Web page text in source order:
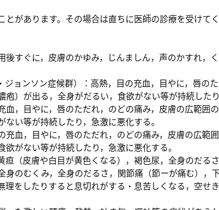
があります。その場合は直ちに医師の診療を受けてく
後すぐに，皮膚のかゆみ，じんましん，声のかすれ，
ョンソン症候群）：高熱，目の充血，目やに，唇の
）が出る，全身がだるい，食欲がない等が持続した
血，目やに，唇のただれ，のどの痛み，皮膚の広範囲
い等が持続したり，急激に悪化する。
充血，目やに，唇のただれ，のどの痛み，皮膚の広範
欲がない等が持続したり，急激に悪化する。
（皮膚や白目が黄色くなる），褐色尿，全身のだる
のむくみ，全身のだるさ，関節痛（節ーが痛む），
理をしたりすると息切れがする・息苦しくなる，空せ